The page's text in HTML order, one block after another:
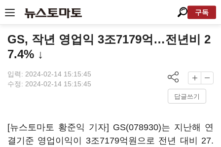
구독
GS, 작년 영업익 3조7179억…전년비 2
7.4% ↓
입력: 2024-02-14 15:15:45
수정: 2024-02-14 15:15:45
답글쓰기
[뉴스토마토 황준익 기자] GS(078930)는 지난해 연
결기준 영업이익이 3조7179억원으로 전년 대비 27.